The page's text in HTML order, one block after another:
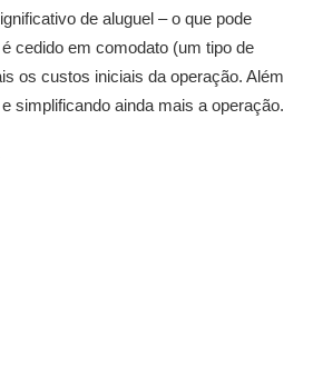
de aluguel – o que pode
cedido em comodato (um tipo de
os custos iniciais da operação. Além
simplificando ainda mais a operação.